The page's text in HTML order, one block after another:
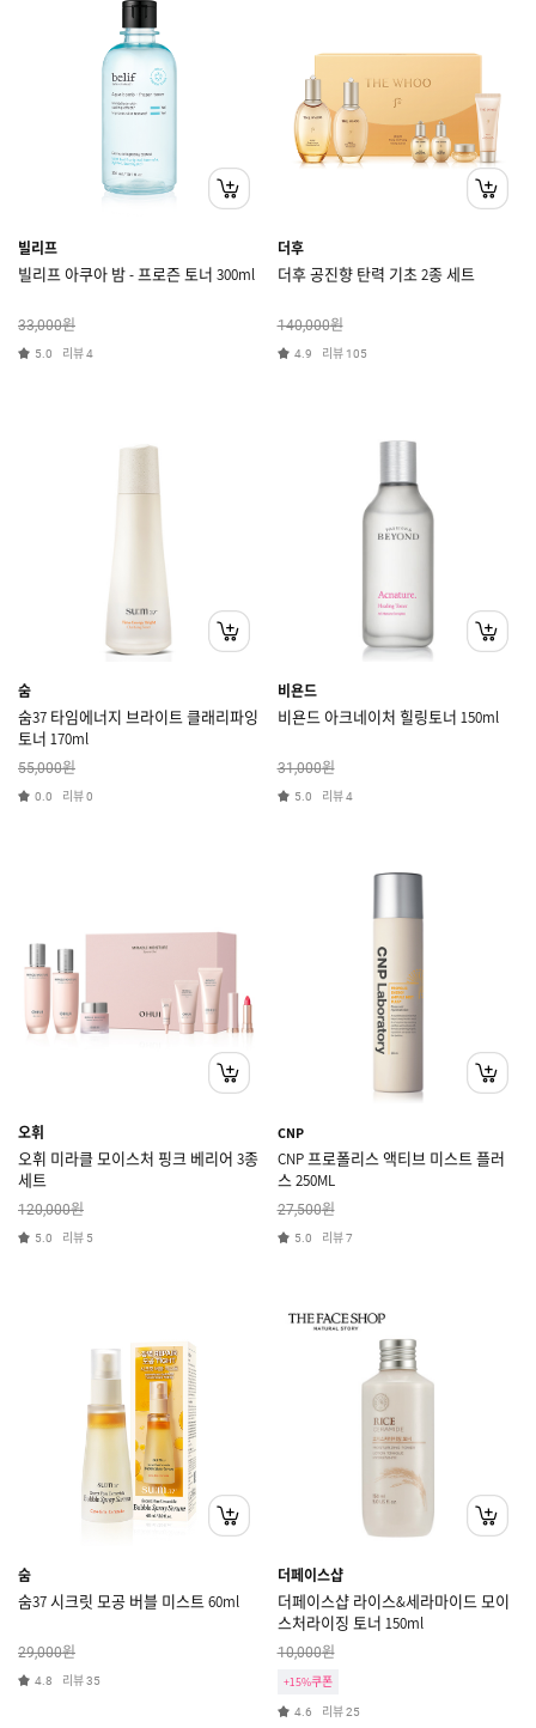
빌리프
빌리프 아쿠아 밤 - 프로즌 토너 300ml
33,000원
5.0 리뷰4
더후
더후 공진향 탄력 기초 2종 세트
140,000원
4.9 리뷰 105
숨
숨37 타임에너지 브라이트 클래리파잉
토너 170ml
55,000원
0.0 리뷰0
비욘드
비욘드 아크네이처 힐링토너 150ml
31,000원
5.0 리뷰4
오휘
오휘 미라클 모이스처 핑크 베리어 3종
세트
120,000원
5.0 리뷰 5
CNP
CNP 프로폴리스 액티브 미스트 플러
스 250ML
27,500원
5.0 리뷰7
숨
숨37 시크릿 모공 버블 미스트 60ml
29,000원
4.8 리뷰35
더페이스샵
더페이스샵 라이스&세라마이드 모이
스처라이징 토너 150ml
10,000원
+15%쿠폰
4.6 리뷰25